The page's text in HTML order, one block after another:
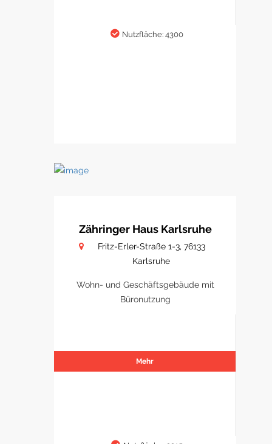
Nutzfläche: 4300
Zähringer Haus Karlsruhe
Fritz-Erler-Straße 1-3, 76133
Karlsruhe
Wohn- und Geschäftsgebäude mit
Büronutzung
Mehr